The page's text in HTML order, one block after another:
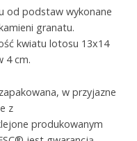
od podstaw wykonane
granatu.
kwiatu lotosu 13x14
4 cm.
w przyjazne
z
produkowanym